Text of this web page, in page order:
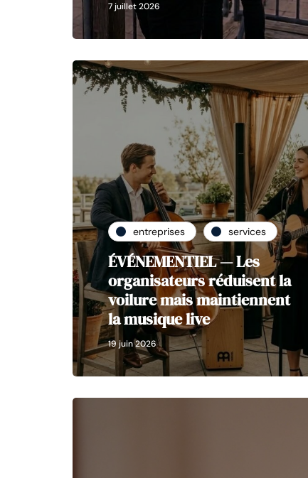
7 juillet 2026
entreprises services
ÉVÉNEMENTIEL — Les
organisateurs réduisent la
voilure mais maintiennent
la musique live
19 juin 2026